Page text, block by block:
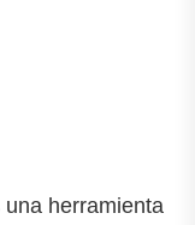
herramienta